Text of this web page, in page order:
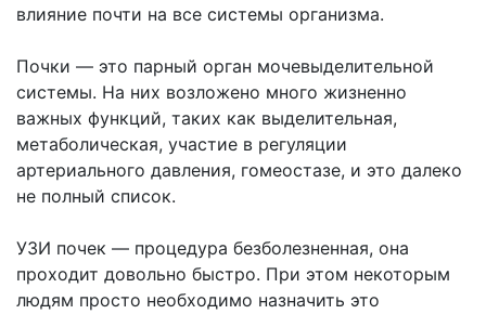
влияние почти на все системы организма.
Почки — это парный орган мочевыделительной
системы. На них возложено много жизненно
важных функций, таких как выделительная,
метаболическая, участие в регуляции
артериального давления, гомеостазе, и это далеко
не полный список.
УЗИ почек — процедура безболезненная, она
проходит довольно быстро. При этом некоторым
людям просто необходимо назначить это